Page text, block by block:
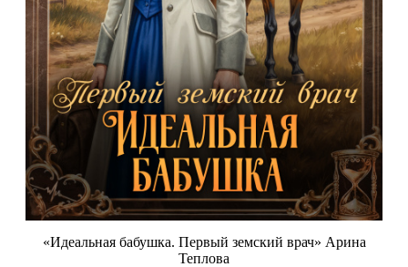
«Идеальная бабушка. Первый земский врач» Арина
Теплова